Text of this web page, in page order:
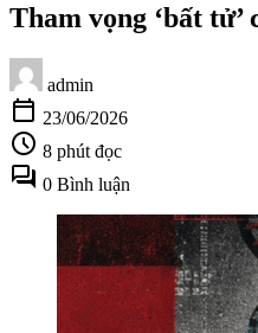
Tham vọng ‘bất
admin
calendar_today 23/06/2026
schedule 8 phút đọc
forum 0 Bình luận